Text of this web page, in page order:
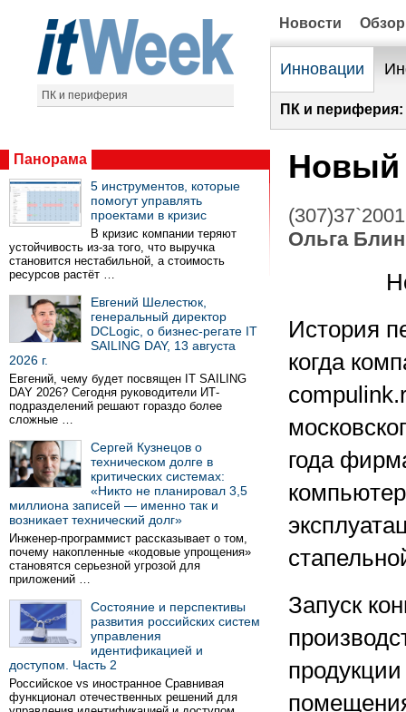
ПК и периферия
Новости
Инновации
ПК и периферия:
Панорама
5 инструментов, которые
помогут управлять
проектами в кризис
В кризис компании теряют
устойчивость из-за того, что выручка
становится нестабильной, а стоимость
ресурсов растёт …
Евгений Шелестюк,
генеральный директор
DCLogic, о бизнес-регате IT
SAILING DAY, 13 августа
2026 г.
Евгений, чему будет посвящен IT SAILING
DAY 2026? Сегодня руководители ИТ-
подразделений решают гораздо более
сложные …
Сергей Кузнецов о
техническом долге в
критических системах:
«Никто не планировал 3,5
миллиона записей — именно так и
возникает технический долг»
Инженер-программист рассказывает о том,
почему накопленные «кодовые упрощения»
становятся серьезной угрозой для
приложений …
Состояние и перспективы
развития российских систем
управления
идентификацией и
доступом. Часть 2
Российское vs иностранное Сравнивая
функционал отечественных решений для
Новый
(307)37`2001
Ольга
История
когда
года
Запуск